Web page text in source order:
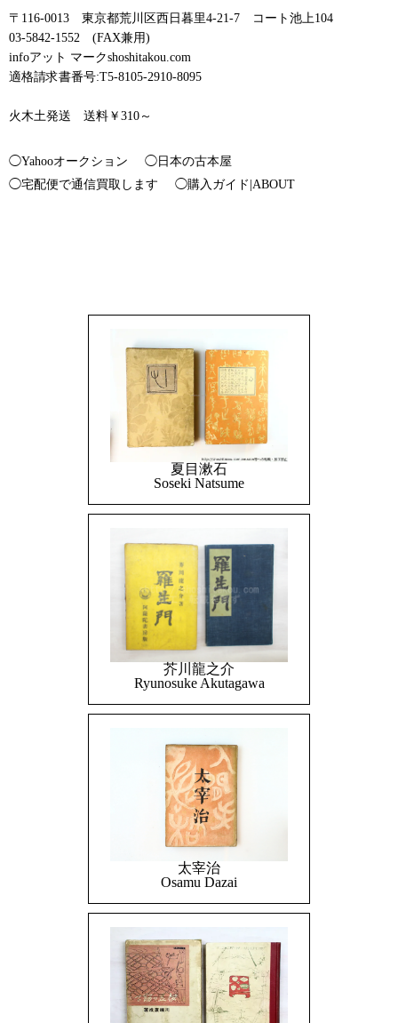
〒116-0013 東京都荒川区西日暮里4-21-7 コート池上104
03-5842-1552 (FAX兼用)
infoアット マークshoshitakou.com
適格請求書番号:T5-8105-2910-8095
火木土発送 送料￥310～
◯Yahooオークション
◯日本の古本屋
◯宅配便で通信買取します
◯購入ガイド|ABOUT
夏目漱石
Soseki Natsume
芥川龍之介
Ryunosuke Akutagawa
太宰治
Osamu Dazai